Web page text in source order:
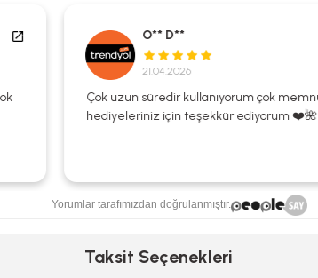
O** D**
21.04.2026
Çok uzun süredir kullanıyorum çok memnunum
hediyeleriniz için teşekkür ediyorum ❤️🌺
Yorumlar tarafımızdan doğrulanmıştır.
Taksit Seçenekleri